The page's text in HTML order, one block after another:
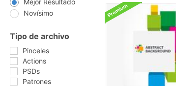
Mejor Resultado
Novísimo
Tipo de archivo
Pinceles
Actions
PSDs
Patrones